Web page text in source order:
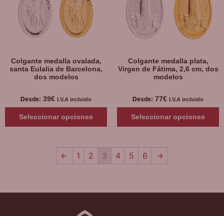
Colgante medalla ovalada,
santa Eulalia de Barcelona,
dos modelos
Desde: 39€ I.V.A incluido
Seleccionar opciones
Colgante medalla plata,
Virgen de Fátima, 2,6 cm, dos
modelos
Desde: 77€ I.V.A incluido
Seleccionar opciones
← 1 2 3 4 5 6 →